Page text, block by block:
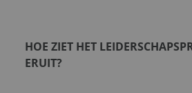
HOE ZIET HET
ERUIT?